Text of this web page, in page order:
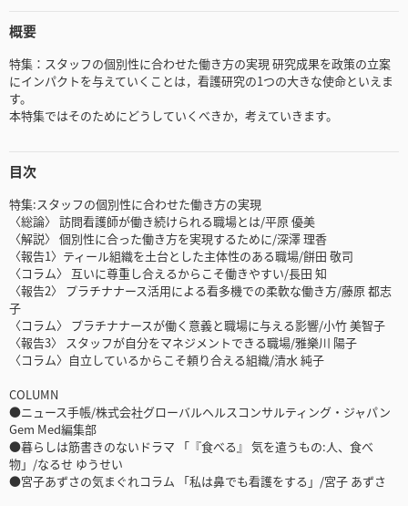
概要
特集：スタッフの個別性に合わせた働き方の実現 研究成果を政策の立案
にインパクトを与えていくことは，看護研究の1つの大きな使命といえま
す。
本特集ではそのためにどうしていくべきか，考えていきます。
目次
特集:スタッフの個別性に合わせた働き方の実現
〈総論〉 訪問看護師が働き続けられる職場とは/平原 優美
〈解説〉 個別性に合った働き方を実現するために/深澤 理香
〈報告1〉ティール組織を土台とした主体性のある職場/餅田 敬司
〈コラム〉 互いに尊重し合えるからこそ働きやすい/長田 知
〈報告2〉 プラチナナース活用による看多機での柔軟な働き方/藤原 都志
子
〈コラム〉 プラチナナースが働く意義と職場に与える影響/小竹 美智子
〈報告3〉 スタッフが自分をマネジメントできる職場/雅樂川 陽子
〈コラム〉自立しているからこそ頼り合える組織/清水 純子
COLUMN
●ニュース手帳/株式会社グローバルヘルスコンサルティング・ジャパン
Gem Med編集部
●暮らしは筋書きのないドラマ 「『食べる』 気を遣うもの:人、食べ
物」/なるせ ゆうせい
●宮子あずさの気まぐれコラム 「私は鼻でも看護をする」/宮子 あずさ